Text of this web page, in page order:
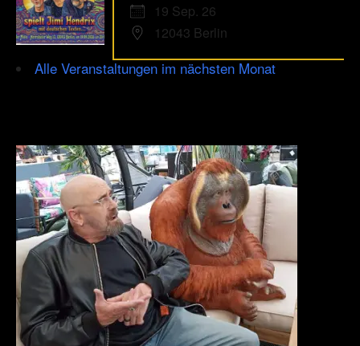
19 Sep. 26
12043 Berlin
Alle Veranstaltungen im nächsten Monat